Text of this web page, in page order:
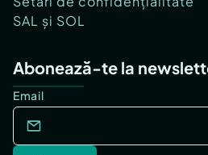
SAL și SOL
Abonează-te la
Email